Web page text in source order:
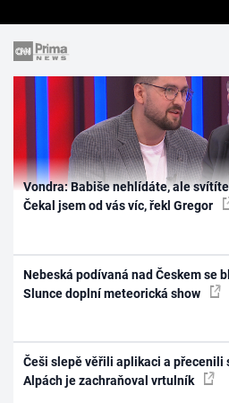
Vondra: Babiše nehlídáte, ale
Čekal jsem od vás víc, řekl Gregor
Nebeská podívaná nad Českem se
Slunce doplní meteorická show
Češi slepě věřili aplikaci a přecenili
Alpách je zachraňoval vrtulník